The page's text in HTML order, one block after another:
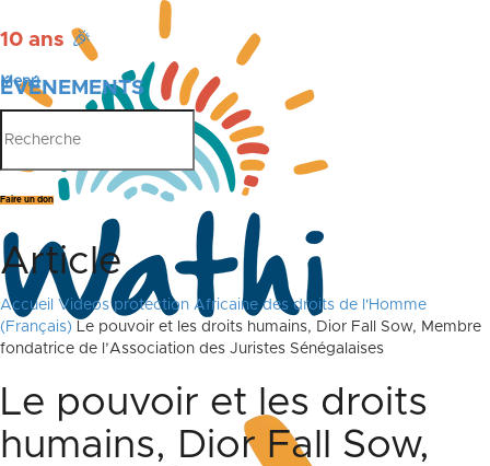
10 ans 🎉
ÉVÉNEMENTS
PUBLICATIONS
Menu
Faire un don
Article
Accueil
Videos protection Africaine des droits de l'Homme
(Français) Le pouvoir et les droits humains, Dior Fall Sow, Membre
fondatrice de l’Association des Juristes Sénégalaises
Le pouvoir et les droits
humains, Dior Fall Sow,